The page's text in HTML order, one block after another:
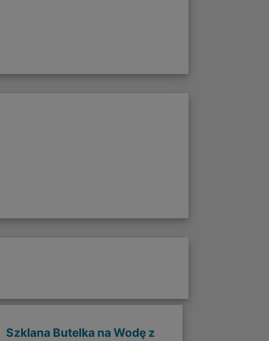
Szklana Butelka na Wodę z